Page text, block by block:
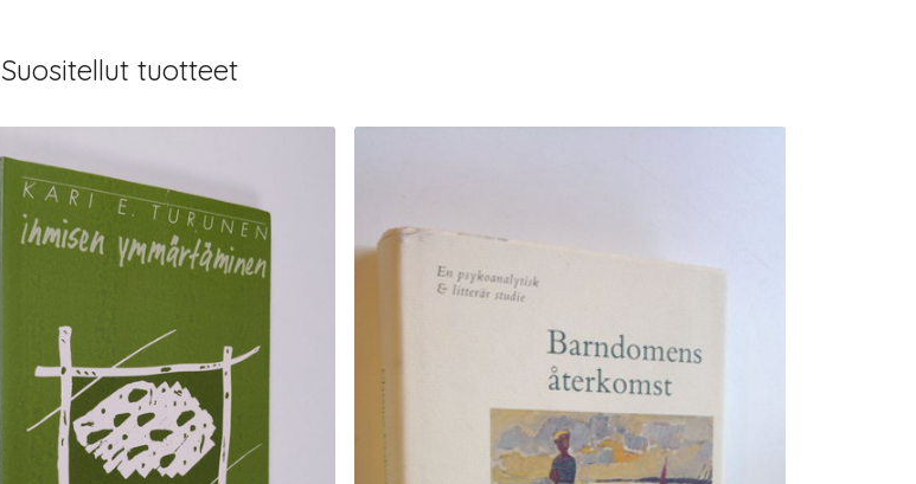
Suositellut tuotteet